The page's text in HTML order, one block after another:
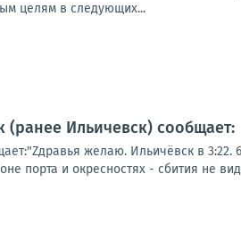
целям в следующих...
Ильичевск) сообщает:
желаю. Ильичёвск в 3:22.
порта и окресностях - сбития не